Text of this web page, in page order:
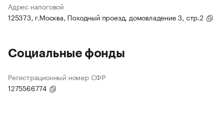
Адрес налоговой
125373, г.Москва, Походный проезд, домовладение 3, стр.2
Социальные фонды
Регистрационный номер СФР
1275566774